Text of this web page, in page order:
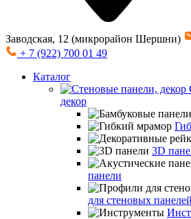
Заводская, 12 (микрорайон Шершни)
+ 7 (922) 700 01 49
Каталог
декор
3D
панели
для стеновых панелей